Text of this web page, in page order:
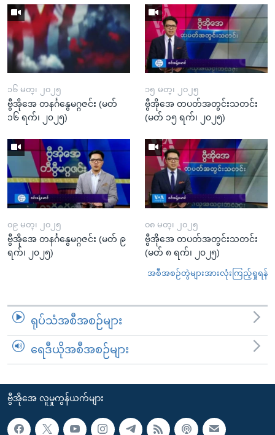
၁၆ မတ္၊ ၂၀၂၅
ဗွီအိုအေ တနင်္ဂနွေမဂ္ဂဇင်း (မတ်
၁၆ ရက်၊ ၂၀၂၅)
၁၅ မတ္၊ ၂၀၂၅
ဗွီအိုအေ တပတ်အတွင်းသတင်း
(မတ် ၁၅ ရက်၊ ၂၀၂၅)
၀၉ မတ္၊ ၂၀၂၅
ဗွီအိုအေ တနင်္ဂနွေမဂ္ဂဇင်း (မတ် ၉
ရက်၊ ၂၀၂၅)
၀၈ မတ္၊ ၂၀၂၅
ဗွီအိုအေ တပတ်အတွင်းသတင်း
(မတ် ၈ ရက်၊ ၂၀၂၅)
အစီအစဉ်တွဲများအားလုံးကြည့်ရှုရန်
ရုပ်သံအစီအစဉ်များ
ရေဒီယိုအစီအစဉ်များ
ဗွီအိုအေ လူမှုကွန်ယက်များ